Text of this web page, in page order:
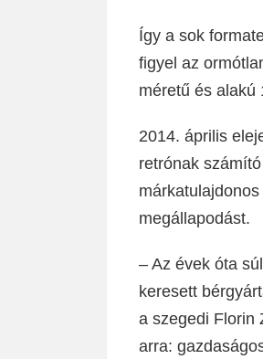
Így a sok
figyel az
méretű és alakú
2014. április
retrónak
megállapodást.
– Az évek óta
keresett
a szegedi Florin
arra: